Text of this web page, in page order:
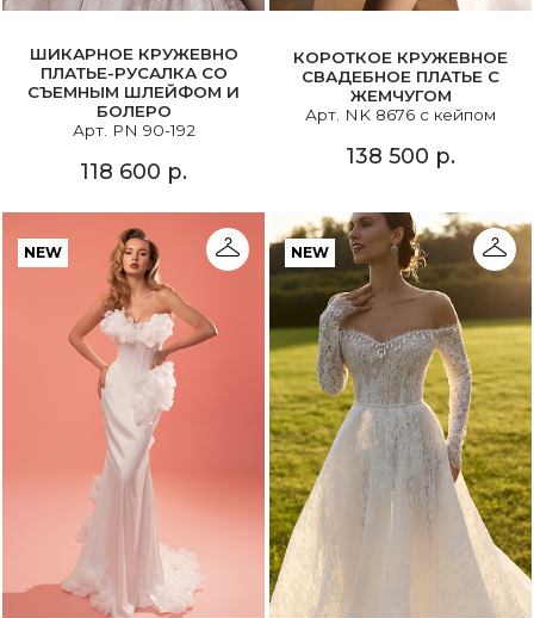
ШИКАРНОЕ КРУЖЕВНО
ПЛАТЬЕ-РУСАЛКА СО
СЪЕМНЫМ ШЛЕЙФОМ И
БОЛЕРО
Арт. PN 90-192
118 600 р.
КОРОТКОЕ КРУЖЕВНОЕ
СВАДЕБНОЕ ПЛАТЬЕ С
ЖЕМЧУГОМ
Арт. NK 8676 с кейпом
138 500 р.
NEW NEW